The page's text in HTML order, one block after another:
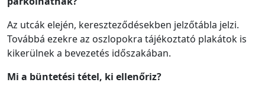
Az utcák elején, kereszteződésekben jelzőtábla jelzi.
Továbbá ezekre az oszlopokra tájékoztató plakátok is
kikerülnek a bevezetés időszakában.
Mi a büntetési tétel, ki ellenőriz?